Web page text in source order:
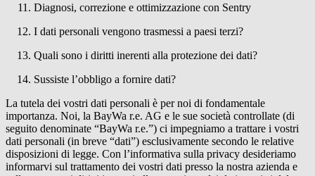
Diagnosi, correzione e ottimizzazione con Sentry
I dati personali vengono trasmessi a paesi terzi?
Quali sono i diritti inerenti alla protezione dei dati?
Sussiste l’obbligo a fornire dati?
La tutela dei vostri dati personali è per noi di fondamentale
importanza. Noi, la BayWa r.e. AG e le sue società controllate (di
seguito denominate “BayWa r.e.”) ci impegniamo a trattare i vostri
dati personali (in breve “dati”) esclusivamente secondo le relative
disposizioni di legge. Con l’informativa sulla privacy desideriamo
informarvi sul trattamento dei vostri dati presso la nostra azienda e